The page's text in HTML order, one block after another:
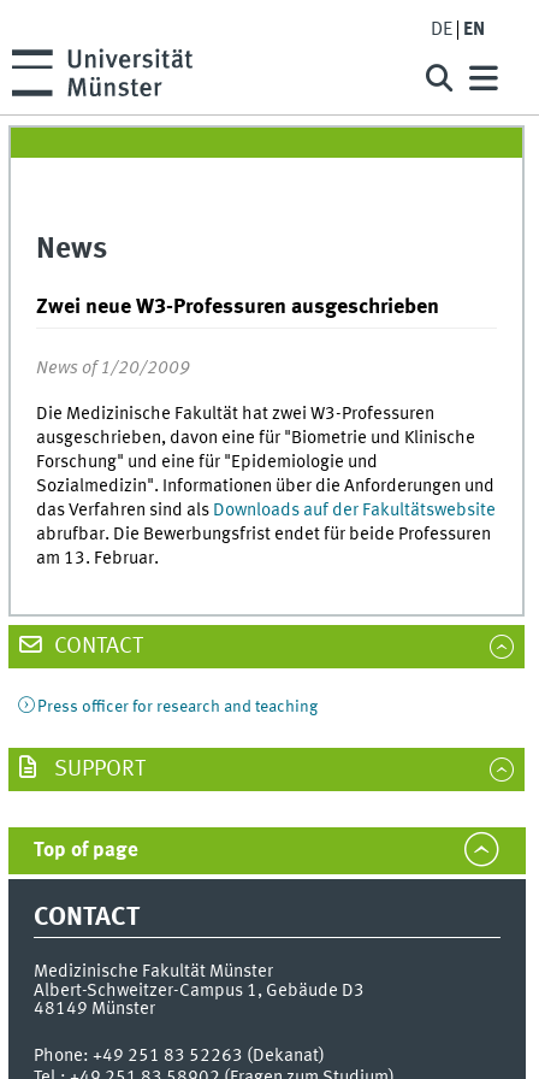
DE EN
News
Zwei neue W3-Professuren ausgeschrieben
News of 1/20/2009
Die Medizinische Fakultät hat zwei W3-Professuren
ausgeschrieben, davon eine für "Biometrie und Klinische
Forschung" und eine für "Epidemiologie und
Sozialmedizin". Informationen über die Anforderungen und
das Verfahren sind als Downloads auf der Fakultätswebsite
abrufbar. Die Bewerbungsfrist endet für beide Professuren
am 13. Februar.
CONTACT
Press officer for research and teaching
SUPPORT
Top of page
CONTACT
Medizinische Fakultät Münster
Albert-Schweitzer-Campus 1, Gebäude D3
48149 Münster
Phone:+49 251 83 52263 (Dekanat)